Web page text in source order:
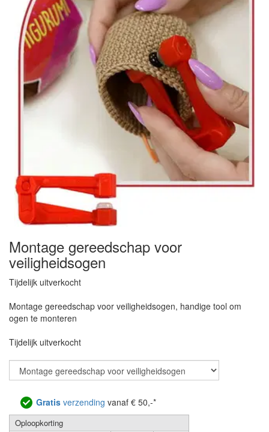
Montage gereedschap voor
veiligheidsogen
Tijdelijk uitverkocht
Montage gereedschap voor veiligheidsogen, handige tool om
ogen te monteren
Tijdelijk uitverkocht
Gratis verzending vanaf € 50,-*
Oploopkorting